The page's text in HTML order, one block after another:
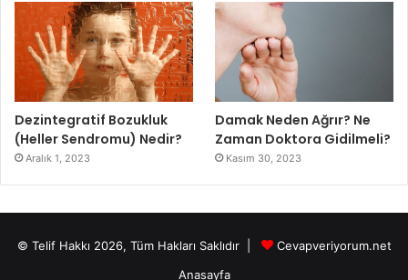
Dezintegratif Bozukluk
(Heller Sendromu) Nedir?
Aralık 1, 2023
Damak Neden Ağrır? Ne
Zaman Doktora Gidilmeli?
Kasım 30, 2023
© Telif Hakkı 2026, Tüm Hakları Saklıdır |
Cevapveriyorum.net
Anasayfa